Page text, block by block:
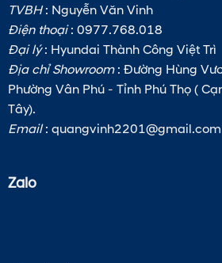
TVBH: Nguyễn Văn Vinh
Điện thoại: 0977.768.018
Đại lý: Hyundai Thành Công Việt Trì
Địa chỉ Showroom: Đường Hùng
Phường Vân Phú - Tỉnh Phú Thọ (
Tây).
Email: quangvinh2201@gmail.com
Zalo